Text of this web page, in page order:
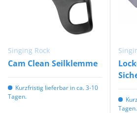
Singing Rock
Cam Clean Seilklemme
Kurzfristig lieferbar in ca. 3-10
Tagen.
Tagen.